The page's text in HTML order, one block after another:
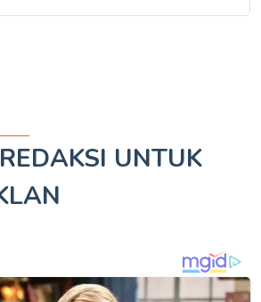
UNTUK